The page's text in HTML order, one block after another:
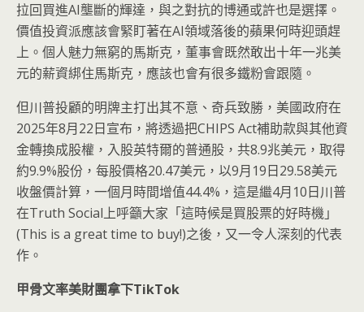
拉回買進AI壟斷的輝達，與之對抗的博通或許也是選擇。
價值投資派應該會緊盯著在AI領域落後的蘋果何時迎頭趕
上。個人魅力無窮的馬斯克，董事會既然敢出十年一兆美
元的薪資綁住馬斯克，應該也會有很多鐵粉會跟隨。
但川普投顧的明牌主打出其不意、奇兵致勝，美國政府在
2025年8月22日宣布，將透過把CHIPS Act補助款與其他資
金轉換成股權，入股英特爾的普通股，共8.9兆美元，取得
約9.9%股份，每股價格20.47美元，以9月19日29.58美元
收盤價計算，一個月時間增值44.4%，這是繼4月10日川普
在Truth Social上呼籲大家「這時候是買股票的好時機」
(This is a great time to buy!)之後，又一令人深刻的代表
作。
甲骨文率美財團拿下TikTok